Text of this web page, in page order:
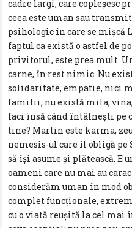
cadre largi, care copleşesc
ceea este uman sau
psihologic în care se mişcă
faptul ca există o astfel de
privitorul, este prea mult.
carne, în rest nimic. Nu
solidaritate, empatie, nici
familii, nu există mila, vina,
faci însă când întâlneşti pe
tine? Martin este karma,
nemesis-ul care îl obligă pe
să îşi asume şi plătească. E
oameni care nu mai au
considerăm uman în mod
complet funcţionale,
cu o viată reuşită la cel